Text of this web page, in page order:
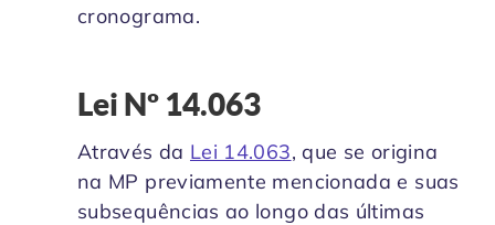
cronograma.
Lei Nº 14.063
Através da Lei 14.063, que se origina
na MP previamente mencionada e suas
subsequências ao longo das últimas